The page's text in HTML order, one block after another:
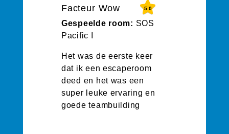
Facteur Wow 5.0
Gespeelde room: SOS
Pacific I
Het was de eerste keer
dat ik een escaperoom
deed en het was een
super leuke ervaring en
goede teambuilding